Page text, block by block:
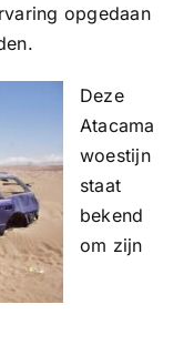
opgedaan
Deze
Atacama
woestijn
staat
bekend
om zijn